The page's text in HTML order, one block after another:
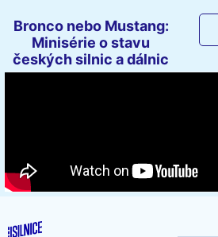
Bronco nebo Mustang:
Minisérie o stavu
českých silnic a dálnic